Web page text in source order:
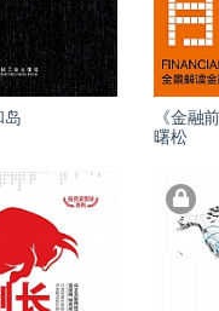
岛
《金融
曙松